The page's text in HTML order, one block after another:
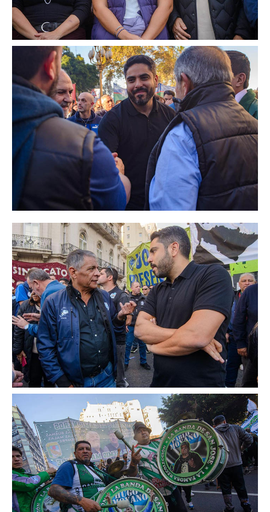
Secretaría asuntos jurídicos
Secretaría de comunicación
Departamento de Ambiente
Empresas
Impresión de boletas
Inscripción y reempadronamiento
Acuerdos salariales
Contribución solidaria
Turismo
Hoteles y cabañas
Campings y recreos
Viaje de bodas
Camioneritos
Jubilados
Gremiales
Salarios
Escalas desde 1969
Acuerdos y homolog.
Acuerdos empresa
Planilla de km